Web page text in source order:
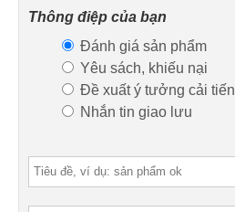
Thông điệp của bạn
Đánh giá sản phẩm
Yêu sách, khiếu nại
Đề xuất ý tưởng cải tiến
Nhắn tin giao lưu